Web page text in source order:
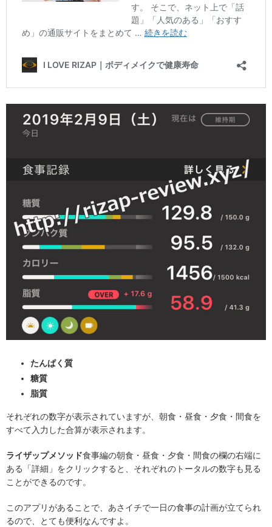
たんぱく質
糖質
脂質
それぞれの数字が表示されていますが、朝食・昼食・夕食・間食を
すべて入力した合算が表示されます。
ライザップメソッド食事編の朝食・昼食・夕食・間食の欄の右端に
ある「詳細」をクリックすると、それぞれのトータルの数字も見る
ことができるのです。
このアプリがあることで、あさイチで一日の食事の計画が立てられ
るので、とても便利なんですよ。